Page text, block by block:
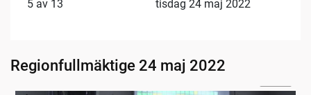
5 av 13 tisdag 24 maj 2022
Regionfullmäktige 24 maj 2022